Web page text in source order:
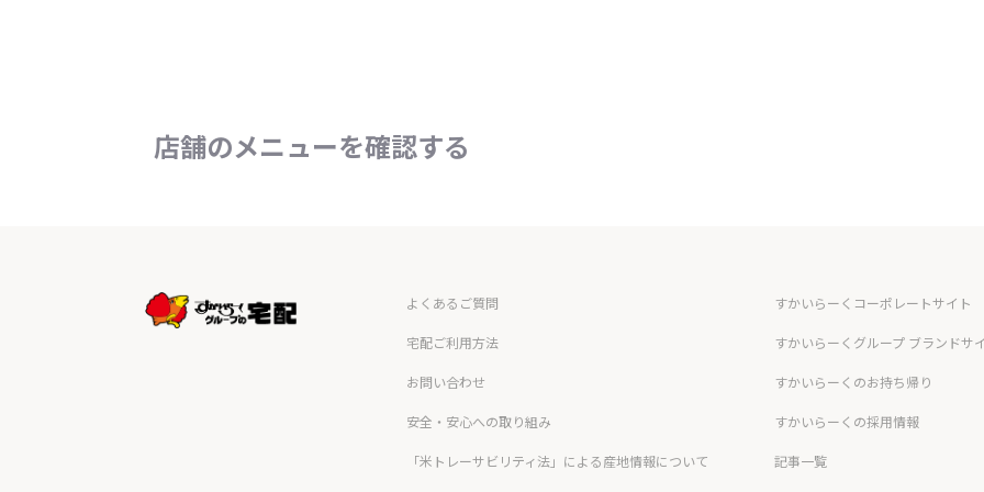
店舗のメニューを確認する
よくあるご質問
宅配ご利用方法
お問い合わせ
安全・安心への取り組み
「米トレーサビリティ法」による産地情報について
すかいらーくコーポレートサイト
すかいらーくグループ ブランドサ
すかいらーくのお持ち帰り
すかいらーくの採用情報
記事一覧